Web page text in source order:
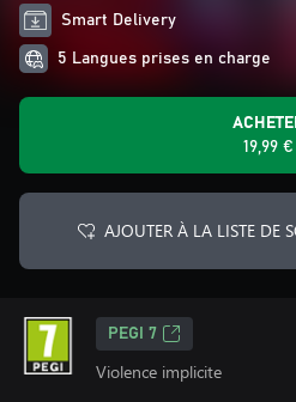
Smart Delivery
5 Langues prises en charge
19,99 €
AJOUTER À LA LISTE DE
PEGI 7
Violence implicite